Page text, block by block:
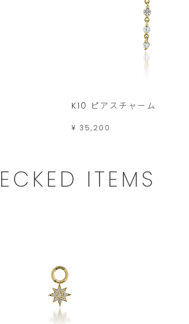
K10 ピアスチャーム
¥ 35,200
ITEMS